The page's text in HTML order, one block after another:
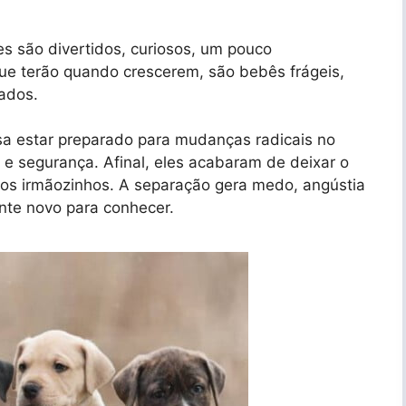
são divertidos, curiosos, um pouco
terão quando crescerem, são bebês frágeis,
estar preparado para mudanças radicais no
segurança. Afinal, eles acabaram de deixar o
irmãozinhos. A separação gera medo, angústia
novo para conhecer.